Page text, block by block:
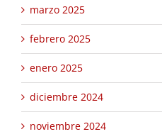
marzo 2025
febrero 2025
enero 2025
diciembre 2024
noviembre 2024